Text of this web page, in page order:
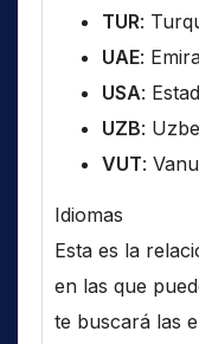
TUR:
UAE:
USA:
UZB:
VUT:
Idiomas
Esta es la
en las que
te buscará las